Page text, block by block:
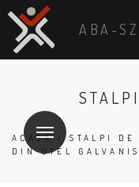
ABA-
ACASĂ/STALPI
DIN OTEL